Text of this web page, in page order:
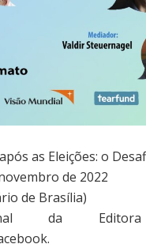
as Eleições: o
de 2022
de Brasília)
da Editora